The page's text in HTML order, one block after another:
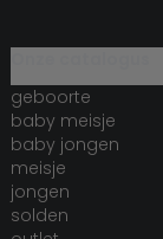
geboorte
baby meisje
baby jongen
meisje
jongen
solden